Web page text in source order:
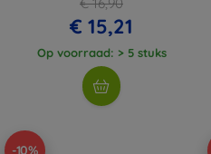
€ 15,21
Op voorraad: > 5 stuks
-10%